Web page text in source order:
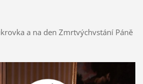
a na den Zmrtvýchvstání Páně